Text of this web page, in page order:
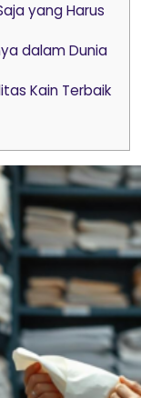
yang Harus
dalam Dunia
Kain Terbaik